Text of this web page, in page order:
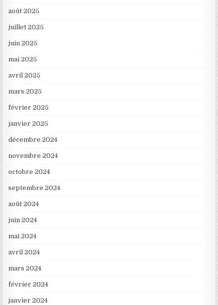
août 2025
juillet 2025
juin 2025
mai 2025
avril 2025
mars 2025
février 2025
janvier 2025
décembre 2024
novembre 2024
octobre 2024
septembre 2024
août 2024
juin 2024
mai 2024
avril 2024
mars 2024
février 2024
janvier 2024